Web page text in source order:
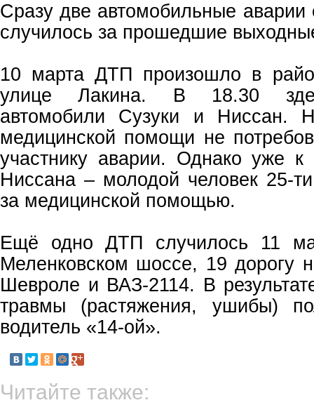
Сразу две автомобильные
случилось за прошедшие
10 марта ДТП произошло в
улице Лакина. В 18.30
автомобили Сузуки и Ниссан.
медицинской помощи не
участнику аварии. Однако уже к
Ниссана – молодой человек 25-
за медицинской помощью.
Ещё одно ДТП случилось 11
Меленковском шоссе, 19 дорогу
Шевроле и ВАЗ-2114. В
травмы (растяжения, ушибы)
водитель «14-ой».
Читайте также: